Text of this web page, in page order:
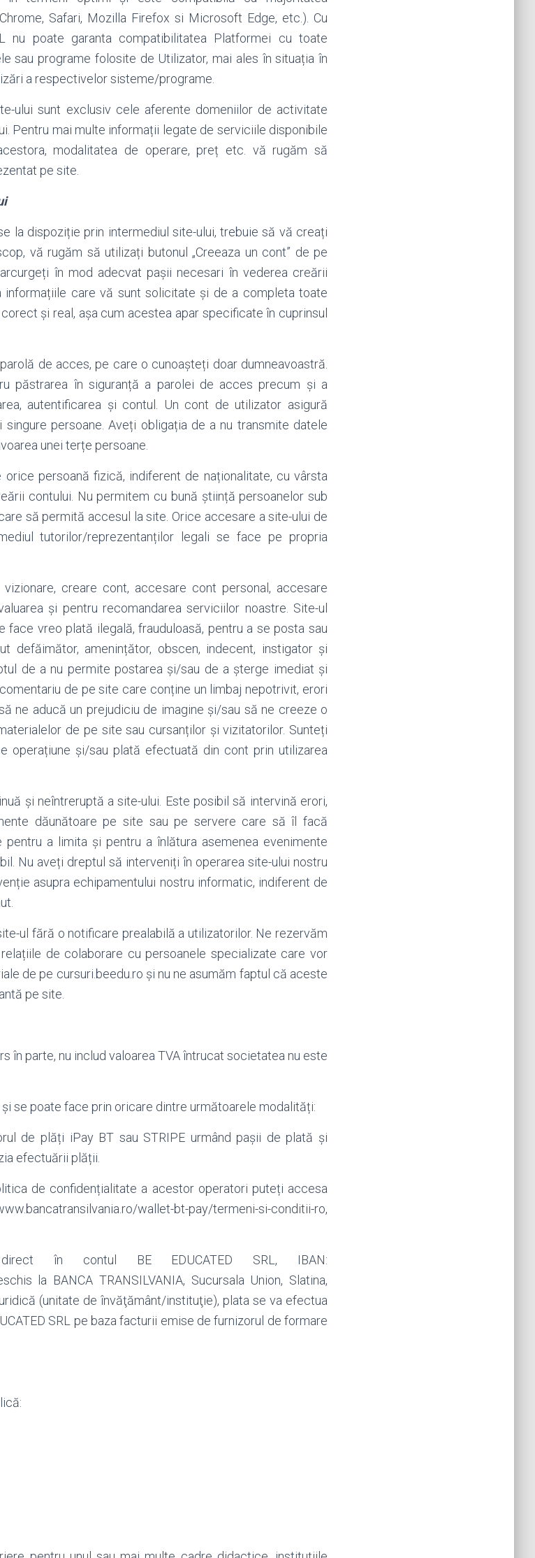
Safari, Mozilla Firefox si Microsoft Edge, etc.). Cu
nu poate garanta compatibilitatea Platformei cu toate
sau programe folosite de Utilizator, mai ales în situația în
a respectivelor sisteme/programe.
ului sunt exclusiv cele aferente domeniilor de activitate
Pentru mai multe informații legate de serviciile disponibile
modalitatea de operare, preț etc. vă rugăm să
pe site.
la dispoziție prin intermediul site-ului, trebuie să vă creați
vă rugăm să utilizați butonul „Creeaza un cont” de pe
în mod adecvat pașii necesari în vederea creării
informațiile care vă sunt solicitate și de a completa toate
și real, așa cum acestea apar specificate în cuprinsul
de acces, pe care o cunoașteți doar dumneavoastră.
păstrarea în siguranță a parolei de acces precum și a
autentificarea și contul. Un cont de utilizator asigură
persoane. Aveți obligația de a nu transmite datele
unei terțe persoane.
persoană fizică, indiferent de naționalitate, cu vârsta
contului. Nu permitem cu bună știință persoanelor sub
să permită accesul la site. Orice accesare a site-ului de
tutorilor/reprezentanților legali se face pe propria
creare cont, accesare cont personal, accesare
și pentru recomandarea serviciilor noastre. Site-ul
face vreo plată ilegală, frauduloasă, pentru a se posta sau
defăimător, amenințător, obscen, indecent, instigator și
de a nu permite postarea și/sau de a șterge imediat și
de pe site care conține un limbaj nepotrivit, erori
ne aducă un prejudiciu de imagine și/sau să ne creeze o
de pe site sau cursanților și vizitatorilor. Sunteți
operațiune și/sau plată efectuată din cont prin utilizarea
și neîntreruptă a site-ului. Este posibil să intervină erori,
dăunătoare pe site sau pe servere care să îl facă
pentru a limita și pentru a înlătura asemenea evenimente
Nu aveți dreptul să interveniți în operarea site-ului nostru
asupra echipamentului nostru informatic, indiferent de
ul fără o notificare prealabilă a utilizatorilor. Ne rezervăm
de colaborare cu persoanele specializate care vor
de pe cursuri.beedu.ro și nu ne asumăm faptul că aceste
pe site.
în parte, nu includ valoarea TVA întrucat societatea nu este
se poate face prin oricare dintre următoarele modalități:
de plăți iPay BT sau STRIPE urmând pașii de plată și
efectuării plății.
de confidențialitate a acestor operatori puteți accesa
wallet-bt-pay/termeni-si-conditii-ro,
în contul BE EDUCATED SRL, IBAN:
la BANCA TRANSILVANIA, Sucursala Union, Slatina,
(unitate de învăţământ/instituţie), plata se va efectua
SRL pe baza facturii emise de furnizorul de formare